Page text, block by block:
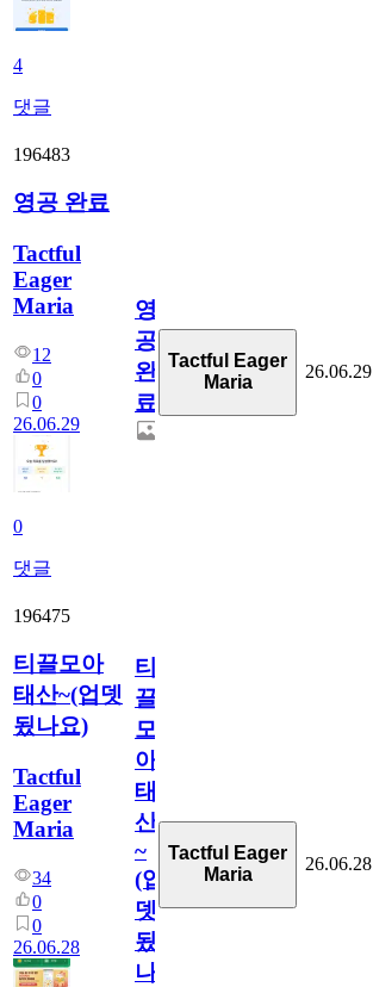
4
댓글
196483
영공 완료
Tactful
Eager
Maria
12
0
0
26.06.29
0
댓글
영
공
완
료
Tactful Eager
Maria
26.06.29
196475
티끌모아
태산~(업뎃
됬나요)
Tactful
Eager
Maria
34
0
0
26.06.28
티
끌
모
아
태
산
~
(업
뎃
됬
나
Tactful Eager
Maria
26.06.28